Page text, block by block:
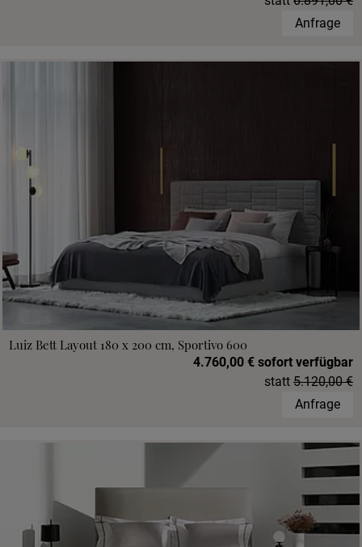
Anfrage
Luiz Bett Layout 180 x 200 cm, Sportivo 600
4.760,00 € sofort verfügbar
statt 5.120,00 €
Anfrage